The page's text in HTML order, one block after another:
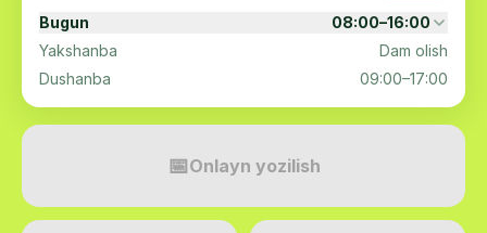
Bugun
08:00–16:00
Yakshanba
Dam olish
Dushanba
09:00–17:00
📅Onlayn yozilish